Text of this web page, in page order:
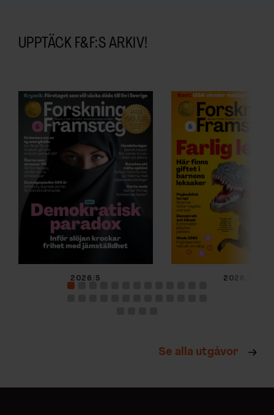
UPPTÄCK F&F:S ARKIV!
2026/5 2026/4
Se alla utgåvor